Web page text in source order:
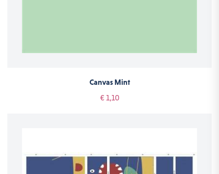
Canvas Mint
€ 1,10